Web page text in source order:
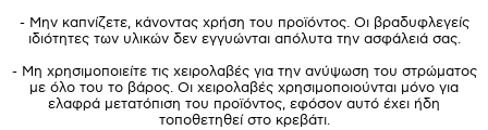
- Μην καπνίζετε, κάνοντας χρήση του προϊόντος. Οι βραδυφλεγείς
ιδιότητες των υλικών δεν εγγυώνται απόλυτα την ασφάλειά σας.
- Μη χρησιμοποιείτε τις χειρολαβές για την ανύψωση του στρώματος
με όλο του το βάρος. Οι χειρολαβές χρησιμοποιούνται μόνο για
ελαφρά μετατόπιση του προϊόντος, εφόσον αυτό έχει ήδη
τοποθετηθεί στο κρεβάτι.